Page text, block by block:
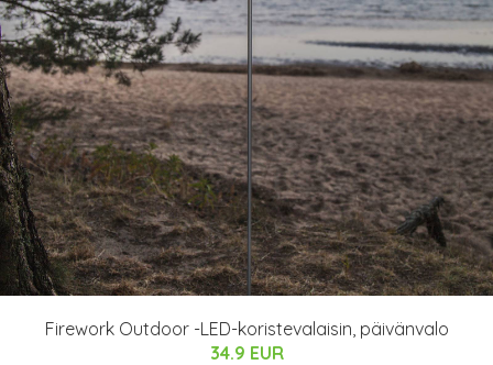
Firework Outdoor -LED-koristevalaisin, päivänvalo
34.9 EUR